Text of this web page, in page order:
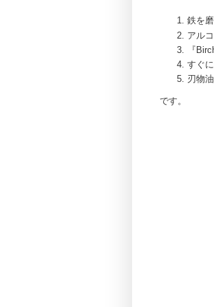
鉄を
アル
『
すぐ
刃物
です。